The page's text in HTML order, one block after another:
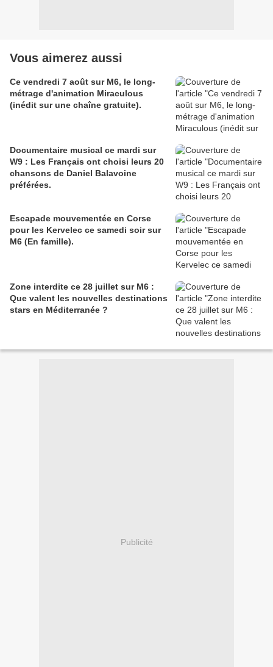
Vous aimerez aussi
Ce vendredi 7 août sur M6, le long-
métrage d'animation Miraculous
(inédit sur une chaîne gratuite).
Documentaire musical ce mardi sur
W9 : Les Français ont choisi leurs 20
chansons de Daniel Balavoine
préférées.
Escapade mouvementée en Corse
pour les Kervelec ce samedi soir sur
M6 (En famille).
Zone interdite ce 28 juillet sur M6 :
Que valent les nouvelles destinations
stars en Méditerranée ?
Publicité